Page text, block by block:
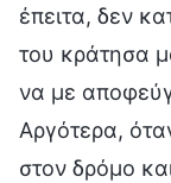
έπειτα, δεν
του κράτησα
να με
Αργότερα,
στον δρόμο